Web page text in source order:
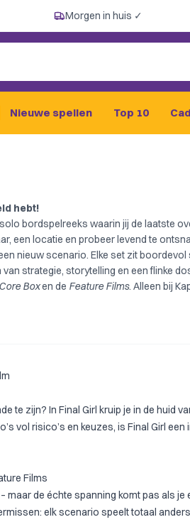
Morgen in huis ✓
Nieuwe spellen Top 10
hebt!
bordspelreeks waarin jij de laatste
een locatie en probeer levend te
nieuw scenario. Elke set zit
strategie, storytelling en een flinke
Boxen de Feature Films. Alleen bij
te zijn? In Final Girl kruip je in de huid
vol risico’s en keuzes, is Final Girl
Films
maar de échte spanning komt pas als
: elk scenario speelt totaal